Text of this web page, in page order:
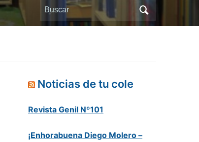
Buscar:
Noticias de tu cole
Revista Genil Nº101
¡Enhorabuena Diego Molero –